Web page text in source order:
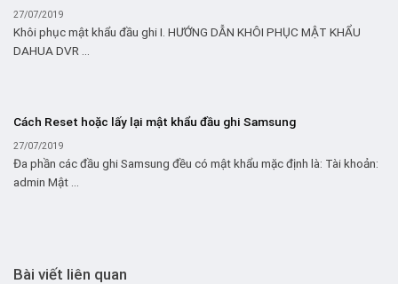
27/07/2019
Khôi phục mật khẩu đầu ghi I. HƯỚNG DẪN KHÔI PHỤC MẬT KHẨU
DAHUA DVR ...
Cách Reset hoặc lấy lại mật khẩu đầu ghi Samsung
27/07/2019
Đa phần các đầu ghi Samsung đều có mật khẩu mặc định là: Tài khoản:
admin Mật ...
Bài viết liên quan